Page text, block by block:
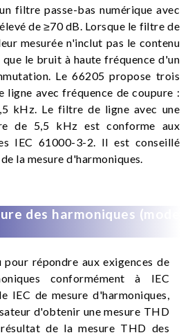
filtre passe-bas numérique avec
de ≥70 dB. Lorsque le filtre de
mesurée n'inclut pas le contenu
le bruit à haute fréquence d'un
Le 66205 propose trois
ligne avec fréquence de coupure :
kHz. Le filtre de ligne avec une
de 5,5 kHz est conforme aux
IEC 61000-3-2. Il est conseillé
la mesure d'harmoniques.
des harmoniques (mode
pour répondre aux exigences de
conformément à IEC
IEC de mesure d'harmoniques,
d'obtenir une mesure THD
de la mesure THD des